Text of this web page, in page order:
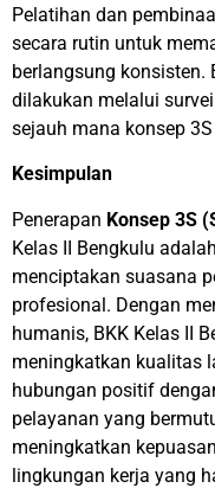
Pelatihan dan
secara rutin untuk
berlangsung konsisten.
dilakukan melalui
sejauh mana konsep
Kesimpulan
Penerapan Konsep 3S
Kelas II Bengkulu
menciptakan suasana
profesional. Dengan
humanis, BKK Kelas II
meningkatkan kualitas
hubungan positif
pelayanan yang
meningkatkan
lingkungan kerja yang